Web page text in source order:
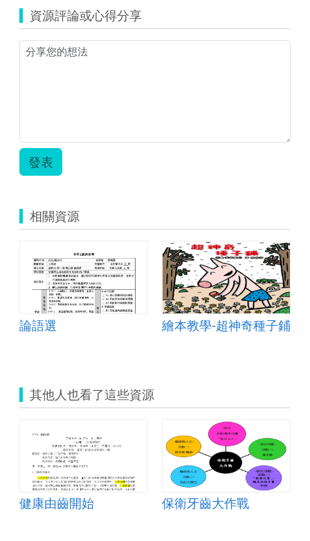
市
學
東
腔
資源評論或心得分享
發表
相關資源
論語選 繪本教學-超神奇種子鋪
其他人也看了這些資源
健康由齒開始 保衛牙齒大作戰